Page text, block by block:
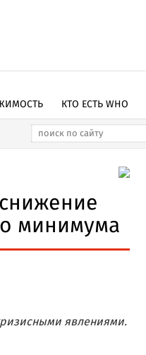
КТО ЕСТЬ WHO
минимума
явлениями.